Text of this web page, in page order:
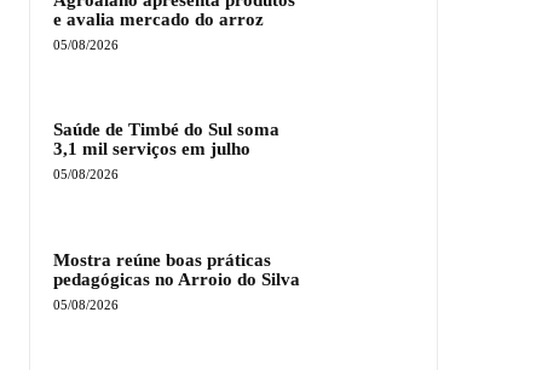
e avalia mercado do arroz
05/08/2026
Saúde de Timbé do Sul soma
3,1 mil serviços em julho
05/08/2026
Mostra reúne boas práticas
pedagógicas no Arroio do Silva
05/08/2026